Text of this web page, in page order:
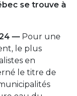
se trouve à
— Pour une
le plus
en
le titre de